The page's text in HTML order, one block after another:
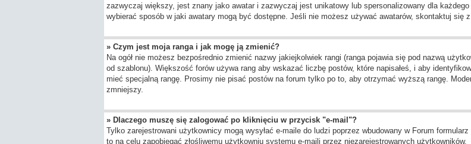
zazwyczaj większy, jest znany jako awatar i zazwyczaj jest unikatowy lub spersonalizowany dla
wybierać sposób w jaki awatary mogą być dostępne. Jeśli nie możesz używać awatarów, skontaktuj się
» Czym jest moja ranga i jak mogę ją zmienić?
Na ogół nie możesz bezpośrednio zmienić nazwy jakiejkolwiek rangi (ranga pojawia się pod nazwą
od szablonu). Większość forów używa rang aby wskazać liczbę postów, które napisałeś, i aby
mieć specjalną rangę. Prosimy nie pisać postów na forum tylko po to, aby otrzymać wyższą rangę.
zmniejszy.
» Dlaczego muszę się zalogować po kliknięciu w przycisk "e-mail"?
Tylko zarejestrowani użytkownicy mogą wysyłać e-maile do ludzi poprzez wbudowany w Forum
to na celu zapobiegać złośliwemu użytkowniu systemu e-maili przez niezarejestrowanych użytkowników.